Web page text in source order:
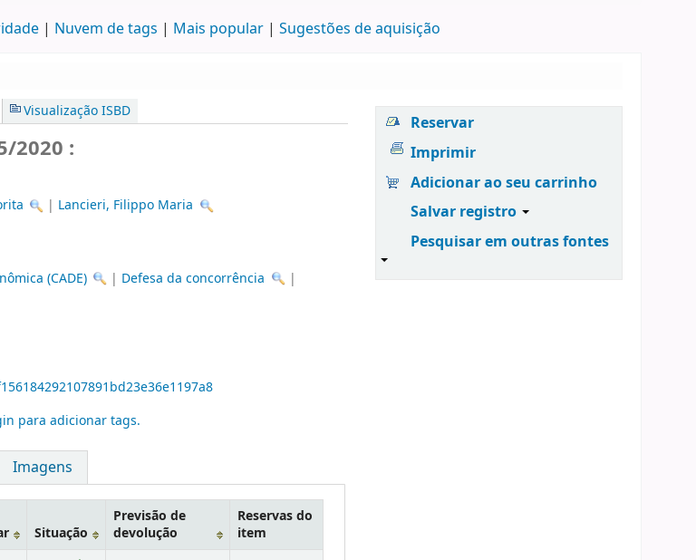
Nuvem de tags Mais popular Sugestões de aquisição
Visualização ISBD
2020 :
| Lancieri, Filippo Maria
(CADE) | Defesa da concorrência
|
para adicionar tags.
Imagens
Situação
Previsão de
devolução
Reservas do
item
Reservar
Imprimir
Adicionar ao seu carrinho
Salvar registro
Pesquisar em outras fontes